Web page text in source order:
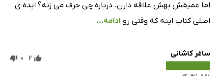
اما عمیقش بهش علاقه دارن. درباره چی حرف می زنه؟ ایده ی
اصلی کتاب اینه که وقتی رو ادامه...
ساغر کاشانی 2
0